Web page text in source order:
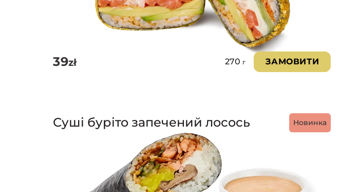
39zł 270 г ЗАМОВИТИ
Новинка
Суші буріто запечений лосось